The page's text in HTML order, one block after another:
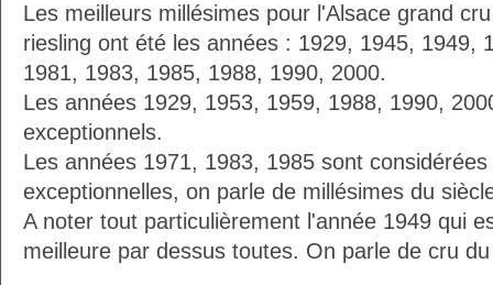
Les meilleurs millésimes pour l'Alsace grand
riesling ont été les années : 1929, 1945, 1949,
1981, 1983, 1985, 1988, 1990, 2000.
Les années 1929, 1953, 1959, 1988, 1990,
exceptionnels.
Les années 1971, 1983, 1985 sont
exceptionnelles, on parle de millésimes du
A noter tout particulièrement l'année 1949 qui
meilleure par dessus toutes. On parle de cru